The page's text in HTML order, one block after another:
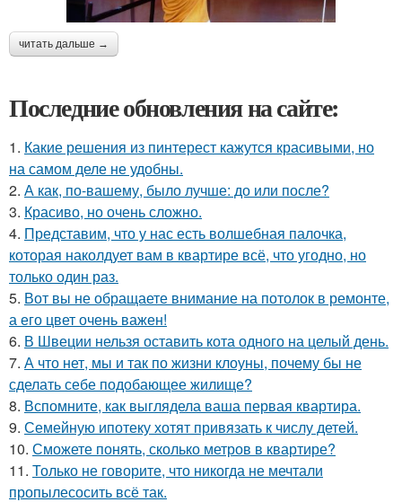
читать дальше →
Последние обновления на сайте:
1. Какие решения из пинтерест кажутся красивыми, но
на самом деле не удобны.
2. А как, по-вашему, было лучше: до или после?
3. Красиво, но очень сложно.
4. Представим, что у нас есть волшебная палочка,
которая наколдует вам в квартире всё, что угодно, но
только один раз.
5. Вот вы не обращаете внимание на потолок в ремонте,
а его цвет очень важен!
6. В Швеции нельзя оставить кота одного на целый день.
7. А что нет, мы и так по жизни клоуны, почему бы не
сделать себе подобающее жилище?
8. Вспомните, как выглядела ваша первая квартира.
9. Семейную ипотеку хотят привязать к числу детей.
10. Сможете понять, сколько метров в квартире?
11. Только не говорите, что никогда не мечтали
пропылесосить всё так.